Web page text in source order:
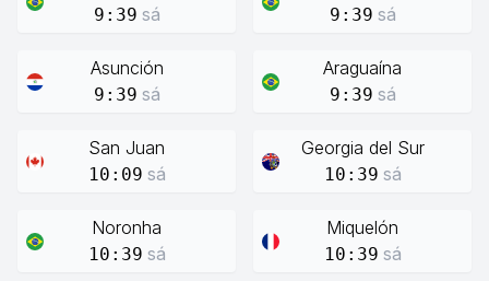
9:39 sá 9:39 sá
Asunción
9:39 sá
Araguaína
9:39 sá
San Juan
10:09 sá
Georgia del Sur
10:39 sá
Noronha
10:39 sá
Miquelón
10:39 sá